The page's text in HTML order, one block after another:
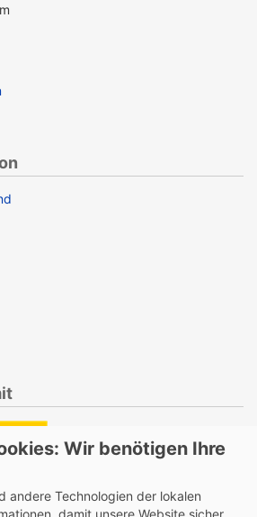
Packstationen und Postfilialen
Wir benötigen Ihre
andere Technologien der lokalen
damit unsere Website sicher